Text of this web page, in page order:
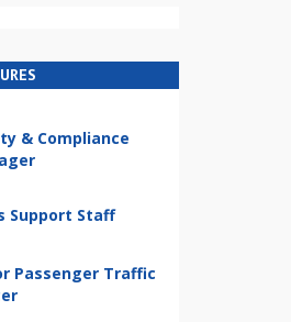
& Compliance
Support Staff
Passenger Traffic